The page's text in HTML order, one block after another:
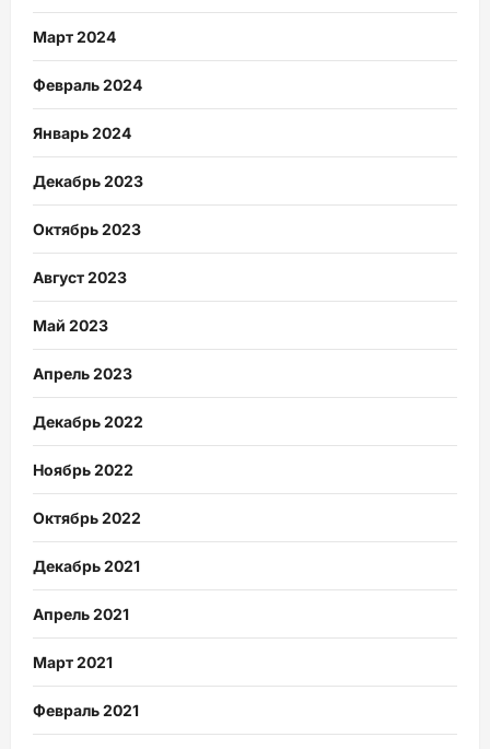
Март 2024
Февраль 2024
Январь 2024
Декабрь 2023
Октябрь 2023
Август 2023
Май 2023
Апрель 2023
Декабрь 2022
Ноябрь 2022
Октябрь 2022
Декабрь 2021
Апрель 2021
Март 2021
Февраль 2021